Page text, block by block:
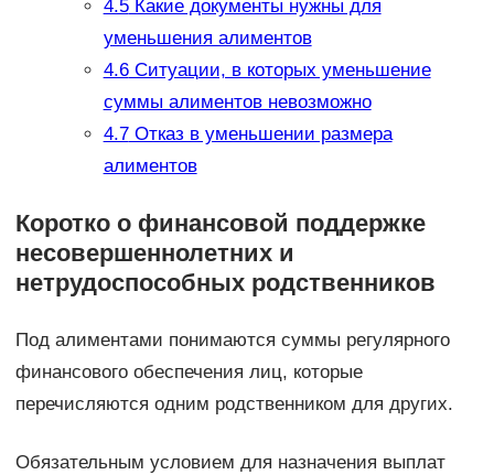
4.5Какие документы нужны для
уменьшения алиментов
4.6Ситуации, в которых уменьшение
суммы алиментов невозможно
4.7Отказ в уменьшении размера
алиментов
Коротко о финансовой поддержке
несовершеннолетних и
нетрудоспособных родственников
Под алиментами понимаются суммы регулярного
финансового обеспечения лиц, которые
перечисляются одним родственником для других.
Обязательным условием для назначения выплат